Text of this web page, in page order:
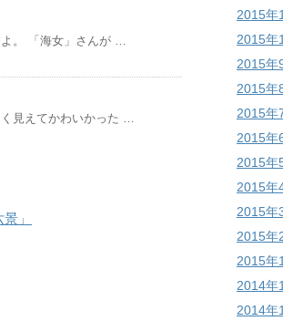
よ。 「海女」さんが …
見えてかわいかった …
」
2015年
2015年
2015年
2015年
2015年
2015年
2015年
2015年
2015年
2015年
2015年
2014年
2014年